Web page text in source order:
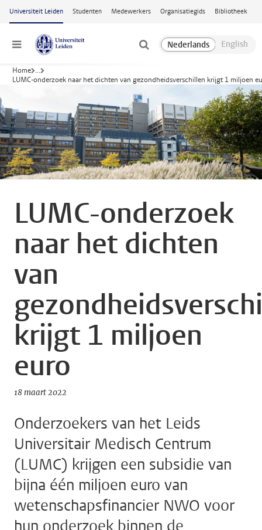
Ga naar hoofdinhoud
Universiteit Leiden Studenten Medewerkers Organisatiegids Bibliotheek
Menu
Home ...
LUMC-onderzoek naar het dichten van gezondheidsverschillen krijgt 1 miljoen
LUMC-onderzoek
naar het dichten
van
krijgt 1 miljoen
euro
18 maart 2022
Onderzoekers van het Leids
Universitair Medisch Centrum
(LUMC) krijgen een subsidie van
bijna één miljoen euro van
wetenschapsfinancier NWO voor